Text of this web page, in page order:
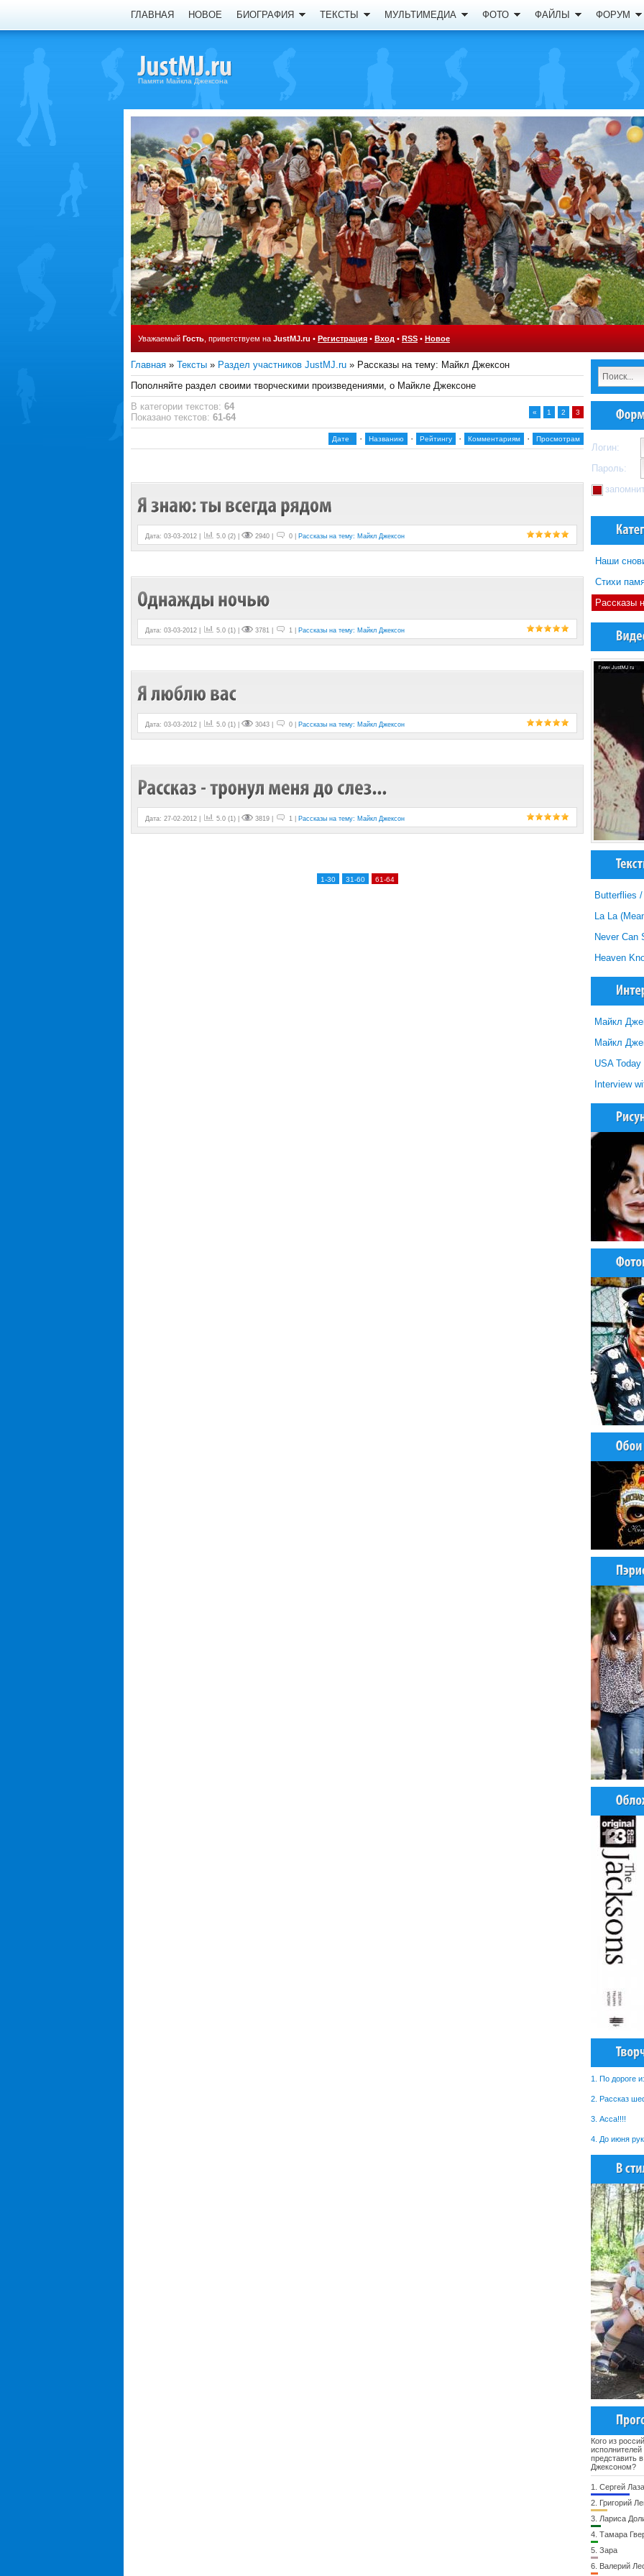
ГЛАВНАЯ НОВОЕ БИОГРАФИЯ ТЕКСТЫ МУЛЬТИМЕДИА ФОТО ФАЙЛЫ ФОРУМ
Памяти Майкла Джексона
Уважаемый Гость , приветствуем на JustMJ.ru • Регистрация • Вход • RSS • Новое
Главная » Тексты » Раздел участников JustMJ.ru » Рассказы на тему: Майкл Джексон
Пополняйте раздел своими творческими произведениями, о Майкле Джексоне
В категории текстов: 64
Показано текстов: 61-64 « 1 2 3
Дате · Названию · Рейтингу · Комментариям · Просмотрам
Дата: 03-03-2012 | 5.0 (2) | 2940 | 0 | Рассказы на тему: Майкл Джексон
Дата: 03-03-2012 | 5.0 (1) | 3781 | 1 | Рассказы на тему: Майкл Джексон
Дата: 03-03-2012 | 5.0 (1) | 3043 | 0 | Рассказы на тему: Майкл Джексон
Дата: 27-02-2012 | 5.0 (1) | 3819 | 1 | Рассказы на тему: Майкл Джексон
1-30 31-60 61-64
Логин:
Пароль:
Наши
Стихи
Рассказы
Butterflies
La La
Never Can
Heaven
Майкл
Майкл
USA
Interview
1. По дороге
2. Рассказ
3. Асса!!!!
4. До июня
Кого из
представить
Джексоном?
1. Сергей
2. Григорий
3. Лариса
4. Тамара
5. Зара
6. Валерий